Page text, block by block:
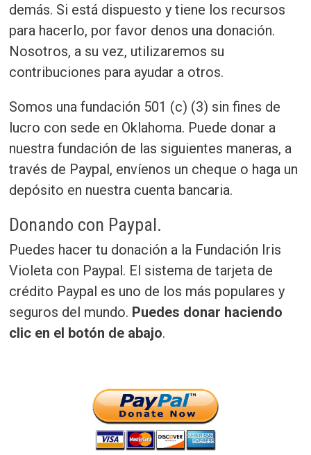
demás. Si está dispuesto y tiene los recursos
para hacerlo, por favor denos una donación.
Nosotros, a su vez, utilizaremos su
contribuciones para ayudar a otros.
Somos una fundación 501 (c) (3) sin fines de
lucro con sede en Oklahoma. Puede donar a
nuestra fundación de las siguientes maneras, a
través de Paypal, envíenos un cheque o haga un
depósito en nuestra cuenta bancaria.
Donando con Paypal.
Puedes hacer tu donación a la Fundación Iris
Violeta con Paypal. El sistema de tarjeta de
crédito Paypal es uno de los más populares y
seguros del mundo. Puedes donar haciendo
clic en el botón de abajo.